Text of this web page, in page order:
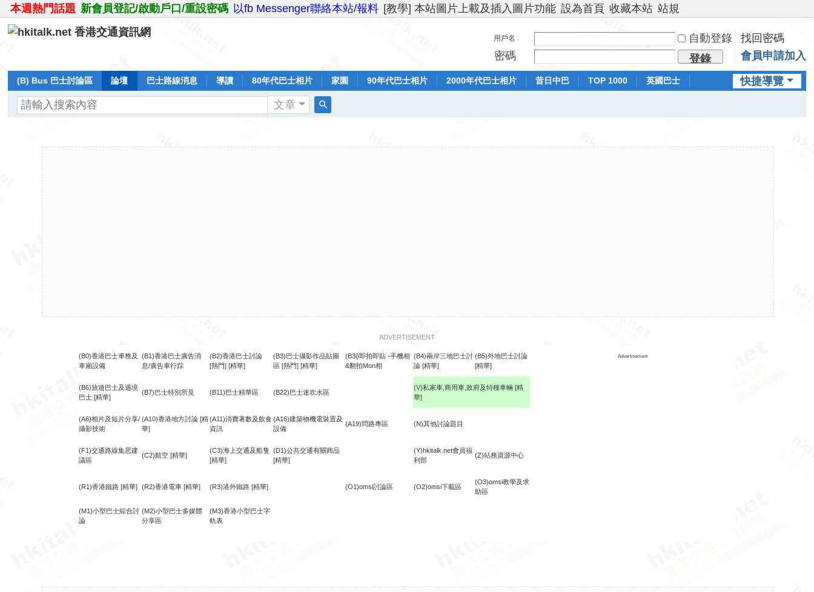
本週熱門話題 新會員登記/啟動戶口/重設密碼 以fb Messenger聯絡本站/報料 [教學] 本站圖片上載及插入圖片功能 設為首頁 收藏本站 站規
用戶名 自動登錄
找回密碼
密碼
登錄 會員申請加入
快捷導覽
(B) Bus 巴士討論區 論壇 巴士路線消息 導讀 80年代巴士相片 家園 90年代巴士相片 2000年代巴士相片 昔日中巴 TOP 1000
英國巴士
文章
ADVERTISEMENT
(B0)香港巴士車務及
車廂設備
(B1)香港巴士廣告消
息/廣告車行踪
(B2)香港巴士討論
[熱門] [精華]
(B3)巴士攝影作品貼圖
區 [熱門] [精華]
(B3i)即拍即貼 -手機相
&翻拍Mon相
(B4)兩岸三地巴士討
論 [精華]
(B5)外地巴士討論
[精華]
Advertisement
(B6)旅遊巴士及過境
巴士 [精華]
(B7)巴士特別所見 (B11)巴士精華區 (B22)巴士迷吹水區
(V)私家車,商用車,政府及特種車輛 [精
華]
(A6)相片及短片分享/
攝影技術
(A10)香港地方討論 [精
華]
(A11)消費著數及飲食
資訊
(A16)建築物機電裝置及
設備
(A19)問路專區 (N)其他討論題目
(F1)交通路線集思建
議區
(C2)航空 [精華]
(C3)海上交通及船隻
[精華]
(D1)公共交通有關商品
[精華]
(Y)hkitalk.net會員福
利部
(Z)站務資源中心
(R1)香港鐵路 [精華] (R2)香港電車 [精華] (R3)港外鐵路 [精華] (O1)omsi討論區 (O2)omsi下載區
(O3)omsi教學及求
助區
(M1)小型巴士綜合討
論
(M2)小型巴士多媒體
分享區
(M3)香港小型巴士字
軌表